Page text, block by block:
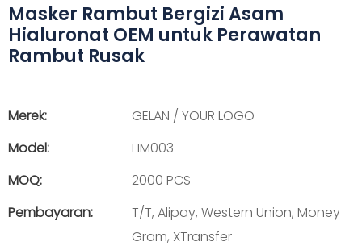
Masker Rambut Bergizi Asam
Hialuronat OEM untuk Perawatan
Rambut Rusak
Merek:
GELAN / YOUR LOGO
Model:
HM003
MOQ:
2000 PCS
Pembayaran:
T/T, Alipay, Western Union, Money
Gram, XTransfer